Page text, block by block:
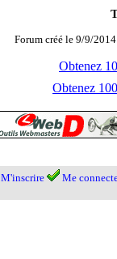
Forum créé le 9/9/
Obtenez
Obtenez
M'inscrire Me